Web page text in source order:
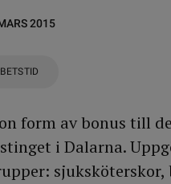
2015
form av bonus till
i Dalarna.